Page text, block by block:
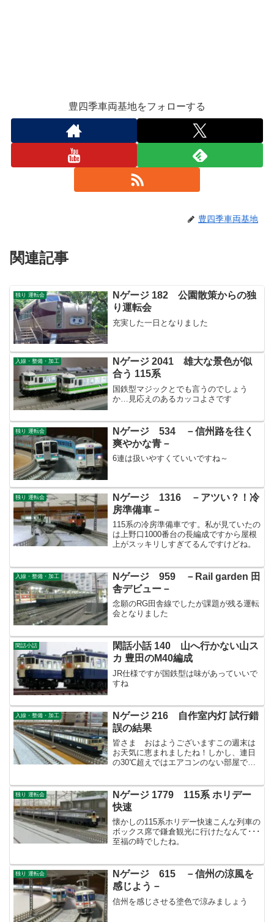
豊四季車両基地をフォローする
豊四季車両基地
関連記事
独り 運転会
Nゲージ 182 公園散策からの独
り運転会
充実した一日となりました
入線・整備・加工
Nゲージ 2041 雄大な景色が似
合う 115系
国鉄型マジックとでも言うのでしょう
か…見応えのあるカッコよさです
独り 運転会
Nゲージ 534 －信州路を往く
爽やかな青－
6連は扱いやすくていいですね～
独り 運転会
Nゲージ 1316 －アツい？！冷
房準備車－
115系の冷房準備車です。私が見ていたの
は上野口1000番台の長編成ですから屋根
上がスッキリしすぎてるんですけどね。
入線・整備・加工
Nゲージ 959 －Rail garden 田
舎デビュー－
念願のRG田舎線でしたが課題が残る運転
会となりました
閑話小話
閑話小話 140 山へ行かない山ス
カ 豊田のM40編成
JR仕様ですが国鉄型は味があっていいで
すね
入線・整備・加工
Nゲージ 216 自作室内灯 試行錯
誤の結果
皆さま おはようございますこの週末は
お天気に恵まれましたね！しかし、連日
の30℃超えではエアコンのない部屋での
ころ、今回も大した作業は出来ませんで
した。TOMIX ...
独り 運転会
Nゲージ 1779 115系 ホリデー
快速
懐かしの115系ホリデー快速こんな列車の
ボックス席で鎌倉観光に行けたなんて･･･
至福の時でしたね。
独り 運転会
Nゲージ 615 －信州の涼風を
感じよう－
信州を感じさせる塗色で涼みましょう